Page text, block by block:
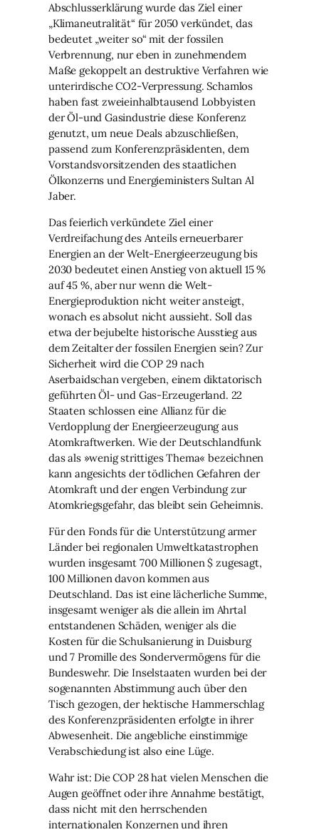
Abschlusserklärung wurde das Ziel einer
„Klimaneutralität“ für 2050 verkündet, das
bedeutet „weiter so“ mit der fossilen
Verbrennung, nur eben in zunehmendem
Maße gekoppelt an destruktive Verfahren wie
unterirdische CO2-Verpressung. Schamlos
haben fast zweieinhalbtausend Lobbyisten
der Öl-und Gasindustrie diese Konferenz
genutzt, um neue Deals abzuschließen,
passend zum Konferenzpräsidenten, dem
Vorstandsvorsitzenden des staatlichen
Ölkonzerns und Energieministers Sultan Al
Jaber.
Das feierlich verkündete Ziel einer
Verdreifachung des Anteils erneuerbarer
Energien an der Welt-Energieerzeugung bis
2030 bedeutet einen Anstieg von aktuell 15 %
auf 45 %, aber nur wenn die Welt-
Energieproduktion nicht weiter ansteigt,
wonach es absolut nicht aussieht. Soll das
etwa der bejubelte historische Ausstieg aus
dem Zeitalter der fossilen Energien sein? Zur
Sicherheit wird die COP 29 nach
Aserbaidschan vergeben, einem diktatorisch
geführten Öl- und Gas-Erzeugerland. 22
Staaten schlossen eine Allianz für die
Verdopplung der Energieerzeugung aus
Atomkraftwerken. Wie der Deutschlandfunk
das als »wenig strittiges Thema« bezeichnen
kann angesichts der tödlichen Gefahren der
Atomkraft und der engen Verbindung zur
Atomkriegsgefahr, das bleibt sein Geheimnis.
Für den Fonds für die Unterstützung armer
Länder bei regionalen Umweltkatastrophen
wurden insgesamt 700 Millionen $ zugesagt,
100 Millionen davon kommen aus
Deutschland. Das ist eine lächerliche Summe,
insgesamt weniger als die allein im Ahrtal
entstandenen Schäden, weniger als die
Kosten für die Schulsanierung in Duisburg
und 7 Promille des Sondervermögens für die
Bundeswehr. Die Inselstaaten wurden bei der
sogenannten Abstimmung auch über den
Tisch gezogen, der hektische Hammerschlag
des Konferenzpräsidenten erfolgte in ihrer
Abwesenheit. Die angebliche einstimmige
Verabschiedung ist also eine Lüge.
Wahr ist: Die COP 28 hat vielen Menschen die
Augen geöffnet oder ihre Annahme bestätigt,
dass nicht mit den herrschenden
internationalen Konzernen und ihren